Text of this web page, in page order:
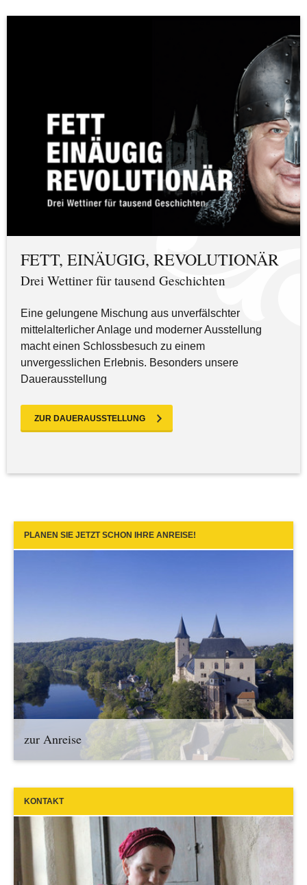
FETT, EINÄUGIG, REVOLUTIONÄR
Drei Wettiner für tausend Geschichten
Eine gelungene Mischung aus unverfälschter
mittelalterlicher Anlage und moderner Ausstellung
macht einen Schlossbesuch zu einem
unvergesslichen Erlebnis. Besonders unsere
Dauerausstellung
ZUR DAUERAUSSTELLUNG
PLANEN SIE JETZT SCHON IHRE ANREISE!
zur Anreise
KONTAKT